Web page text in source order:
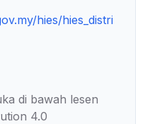
hies/hies_distri
di bawah lesen
4.0